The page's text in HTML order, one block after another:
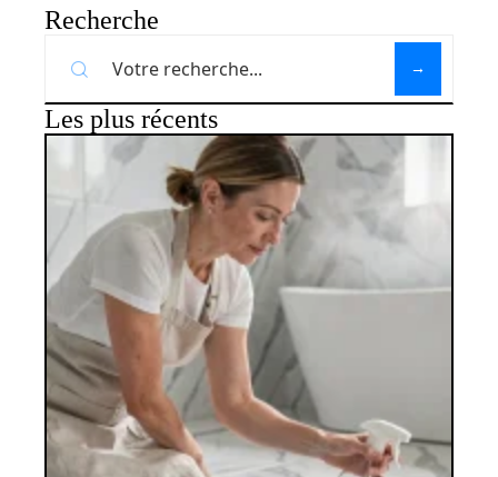
Recherche
Les plus récents